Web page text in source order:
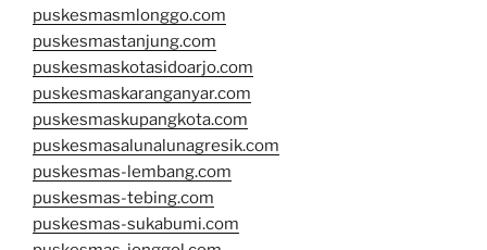
puskesmasmlonggo.com
puskesmastanjung.com
puskesmaskotasidoarjo.com
puskesmaskaranganyar.com
puskesmaskupangkota.com
puskesmasalunalunagresik.com
puskesmas-lembang.com
puskesmas-tebing.com
puskesmas-sukabumi.com